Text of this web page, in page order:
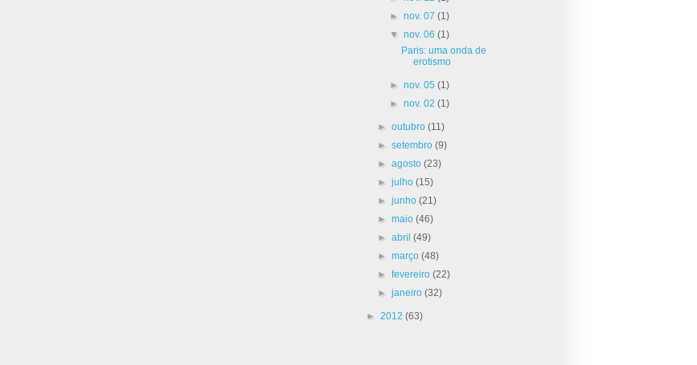
► nov. 07 (1)
▼ nov. 06 (1)
Paris: uma onda de
erotismo
► nov. 05 (1)
► nov. 02 (1)
►outubro(11)
►setembro(9)
►agosto(23)
►julho(15)
►junho(21)
►maio(46)
►abril(49)
►março(48)
►fevereiro(22)
►janeiro(32)
► 2012 (63)